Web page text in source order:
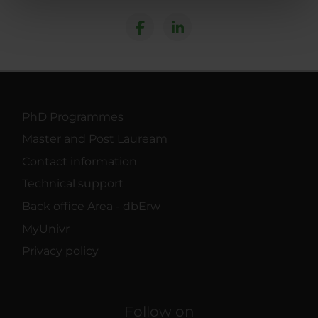
pubblicità e social media, i quali potrebbero combinarle
PhD Programmes
Master and Post Lauream
Contact information
Technical support
Back office Area - dbErw
MyUnivr
Privacy policy
Follow on